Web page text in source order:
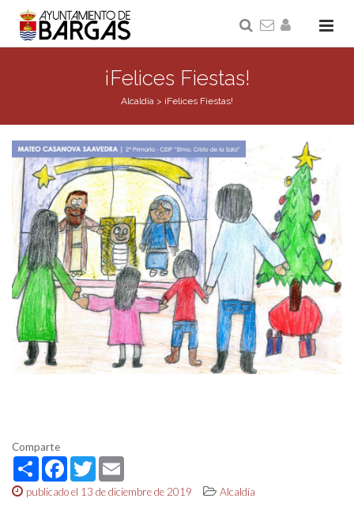
¡Felices Fiestas!
Alcaldía > ¡Felices Fiestas!
Comparte
ShareFacebook
Twitter
publicado el 13 de diciembre de 2019 Alcaldía